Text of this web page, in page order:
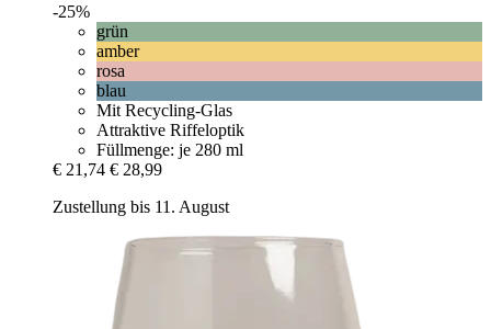
-25%
grün
amber
rosa
blau
Mit Recycling-Glas
Attraktive Riffeloptik
Füllmenge: je 280 ml
€ 21,74 € 28,99
Zustellung bis 11. August